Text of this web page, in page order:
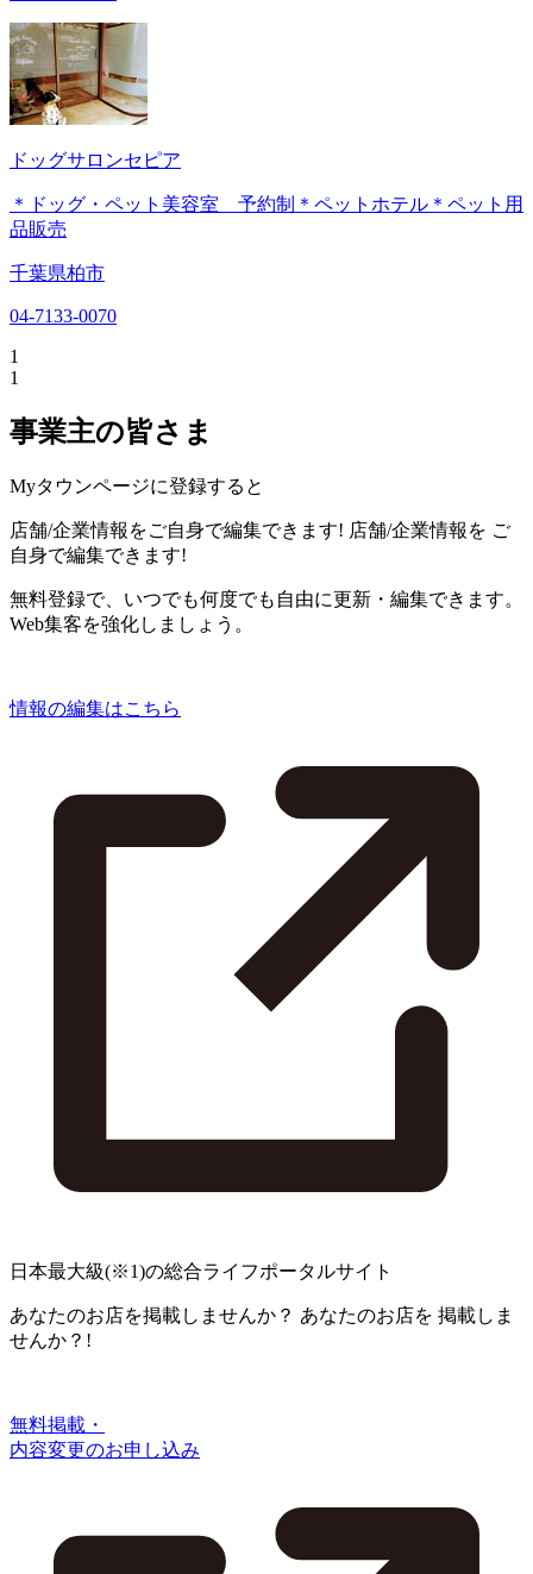
ドッグサロンセピア
＊ドッグ・ペット美容室 予約制＊ペットホテル＊ペット用
品販売
千葉県柏市
04-7133-0070
1
1
事業主の皆さま
Myタウンページに登録すると
店舗/企業情報をご自身で編集できます! 店舗/企業情報を ご
自身で編集できます!
無料登録で、いつでも何度でも自由に更新・編集できます。
Web集客を強化しましょう。
情報の編集はこちら
日本最大級(※1)の総合ライフポータルサイト
あなたのお店を掲載しませんか？ あなたのお店を 掲載しま
せんか？!
無料掲載・
内容変更のお申し込み